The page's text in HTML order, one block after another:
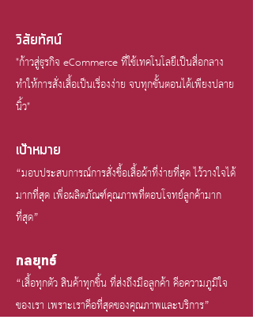
วิสัยทัศน์
"ก้าวสู่ธุรกิจ eCommerce ที่ใช้เทคโนโลยีเป็นสื่อกลาง
ทำให้การสั่งเสื้อเป็นเรื่องง่าย จบทุกขั้นตอนได้เพียงปลาย
นิ้ว"
เป้าหมาย
“มอบประสบการณ์การสั่งซื้อเสื้อผ้าที่ง่ายที่สุด ไว้วางใจได้
มากที่สุด เพื่อผลิตภัณฑ์คุณภาพที่ตอบโจทย์ลูกค้ามาก
ที่สุด”
กลยุทธ์
“เสื้อทุกตัว สินค้าทุกชิ้น ที่ส่งถึงมือลูกค้า คือความภูมิใจ
ของเรา เพราะเราคือที่สุดของคุณภาพและบริการ”